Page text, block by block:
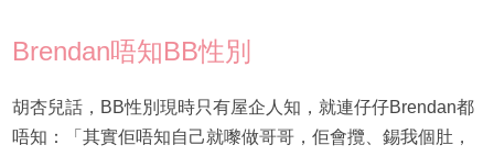
Brendan唔知BB性別
胡杏兒話，BB性別現時只有屋企人知，就連仔仔Brendan都
唔知：「其實佢唔知自己就嚟做哥哥，佢會攬、錫我個肚，